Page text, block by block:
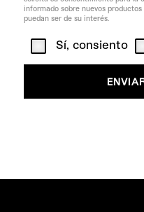
informado sobre nuevos
puedan ser de su interés.
Sí, consiento